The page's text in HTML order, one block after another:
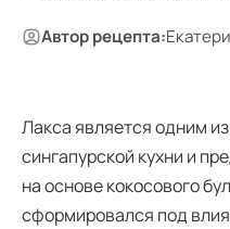
Автор рецепта:
Лакса является одним
сингапурской кухни и
на основе кокосового
сформировался под